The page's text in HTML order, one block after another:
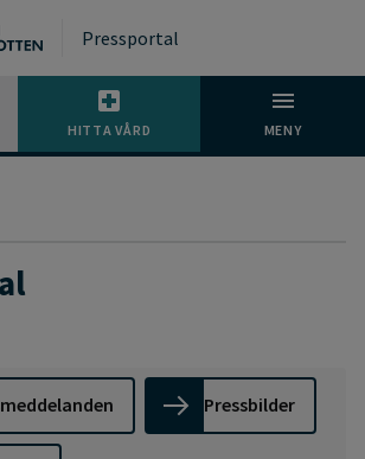
Pressportal
HITTA VÅRD MENY
Pressbilder